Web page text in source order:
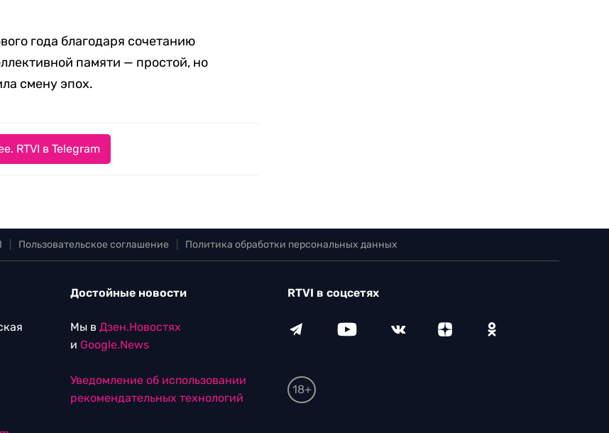
года благодаря сочетанию
памяти — простой, но
смену эпох.
RTVI в Telegram
Пользовательское соглашение Политика обработки персональных данных
Достойные новости
Мы в Дзен.Новостях
и Google.News
Уведомление об использовании
рекомендательных технологий
RTVI в соцсетях
18+